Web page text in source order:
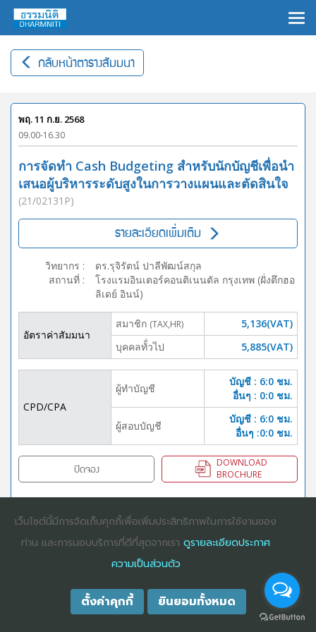
กลับหน้าตารางสัมมนา
พฤ. 11 ก.ย. 2568
09.00-16.30
การจัดทำ Cash Budgeting สำหรับนักบัญชีเพื่อนำ
เสนอผู้บริหารระดับสูงในการวางแผนและตัดสินใจ
(21/02131P)
รายละเอียดเพิ่มเติม
วิทยากร :
ดร.รุจิรัตน์ ปาลีพัฒน์สกุล
สถานที่ :
โรงแรมอินเตอร์คอนติเนนตัล กรุงเทพ (ฝั่งตึกฮอ
ลิเดย์ อินน์)
อัตราค่าสัมมนา
สมาชิก (TAX,HR)
5,136(VAT)
บุคคลทั้่วไป
5,885(VAT)
CPD/CPA
ผู้ทำบัญชี
บัญชี : 6:0 ชม.
อื่นๆ : 0:0 ชม.
ผู้สอบบัญชี
บัญชี : 6:0 ชม.
อื่นๆ :0:0 ชม.
ปิดจอง
DOWNLOAD
BROCHURE
COPYRIGHT ©2025 DHARMNITI SEMINAR AND TRAINING CO., LTD
RIGHTS RESERVED. E-COMMERCIAL REGISTRATION 0105529026680
เว็บไซต์นี้มีการจัดเก็บคุกกี้เพื่อเพิ่มประสิทธิภาพในการใช้งานของ
ท่าน และการมอบบริการที่ดีที่สุดจากเรา ดูรายละเอียดประกาศ
ความเป็นส่วนตัว
ตั้งค่าคุกกี้ ยินยอมทั้งหมด
×